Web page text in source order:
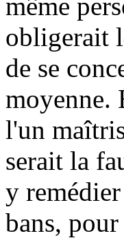
même
obligerait
de se
moyenne.
l'un
serait la
y
bans,